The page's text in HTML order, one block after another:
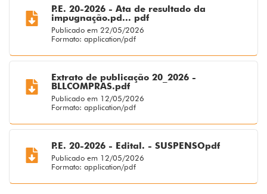
P.E. 20-2026 - Ata de resultado da
impugnação.pd... pdf
Publicado em 22/05/2026
Formato: application/pdf
Extrato de publicação 20_2026 -
BLLCOMPRAS.pdf
Publicado em 12/05/2026
Formato: application/pdf
P.E. 20-2026 - Edital. - SUSPENSOpdf
Publicado em 12/05/2026
Formato: application/pdf